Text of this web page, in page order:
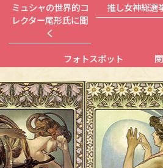
ミュシャの世界的コ
レクター尾形氏に聞
く
推し女神総選
フォトスポット